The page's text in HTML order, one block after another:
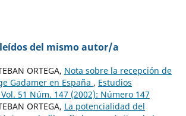
del mismo autor/a
ORTEGA, Nota sobre la recepción de
Gadamer en España , Estudios
51 Núm. 147 (2002): Número 147
ORTEGA, La potencialidad del